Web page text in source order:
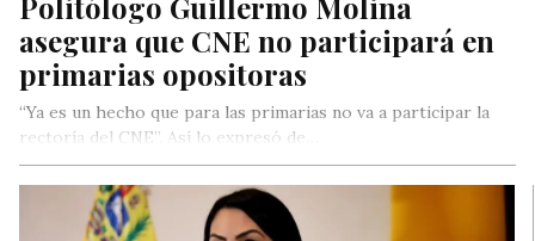
asegura que CNE no participará en
primarias opositoras
“Ya es un hecho que para las primarias no va a participar la
rectoría del CNE”. Así lo expresó de…